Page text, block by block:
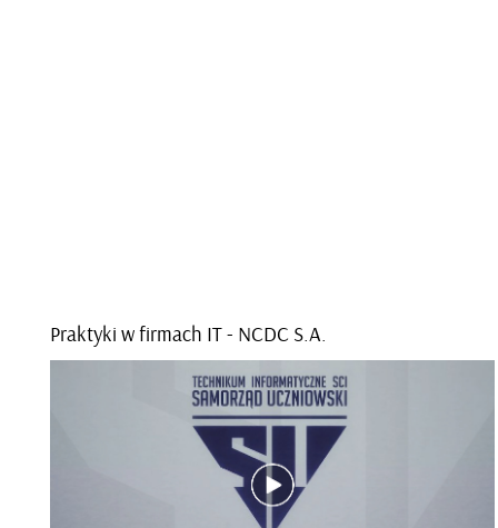
Prak­ty­ki w fir­mach IT - NCDC S.A.